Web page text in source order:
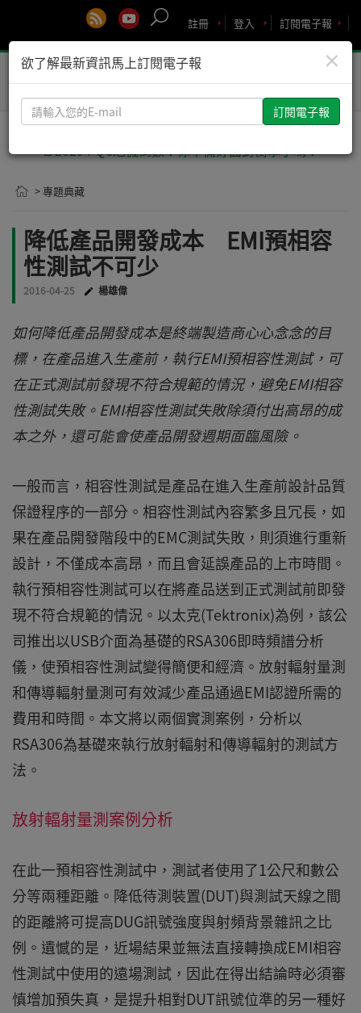
訂閱電子報
登入
註冊
Toggle
🚨2029 PQC危機倒數！你準備好面對衝擊了嗎？
> 專題典藏
降低產品開發成本 EMI預相容
性測試不可少
2016-04-25 楊雄偉
如何降低產品開發成本是終端製造商心心念念的目
標，在產品進入生產前，執行EMI預相容性測試，可
在正式測試前發現不符合規範的情況，避免EMI相容
性測試失敗。EMI相容性測試失敗除須付出高昂的成
本之外，還可能會使產品開發週期面臨風險。
一般而言，相容性測試是產品在進入生產前設計品質
保證程序的一部分。相容性測試內容繁多且冗長，如
果在產品開發階段中的EMC測試失敗，則須進行重新
設計，不僅成本高昂，而且會延誤產品的上市時間。
執行預相容性測試可以在將產品送到正式測試前即發
現不符合規範的情況。以太克(Tektronix)為例，該公
司推出以USB介面為基礎的RSA306即時頻譜分析
儀，使預相容性測試變得簡便和經濟。放射輻射量測
和傳導輻射量測可有效減少產品通過EMI認證所需的
費用和時間。本文將以兩個實測案例，分析以
RSA306為基礎來執行放射輻射和傳導輻射的測試方
法。
放射輻射量測案例分析
在此一預相容性測試中，測試者使用了1公尺和數公
分等兩種距離。降低待測裝置(DUT)與測試天線之間
的距離將可提高DUG訊號強度與射頻背景雜訊之比
例。遺憾的是，近場結果並無法直接轉換成EMI相容
性測試中使用的遠場測試，因此在得出結論時必須審
慎增加預失真，是提升相對DUT訊號位準的另一種好
×
欲了解最新資訊馬上訂閱電子報
請
輸
您
的
E-